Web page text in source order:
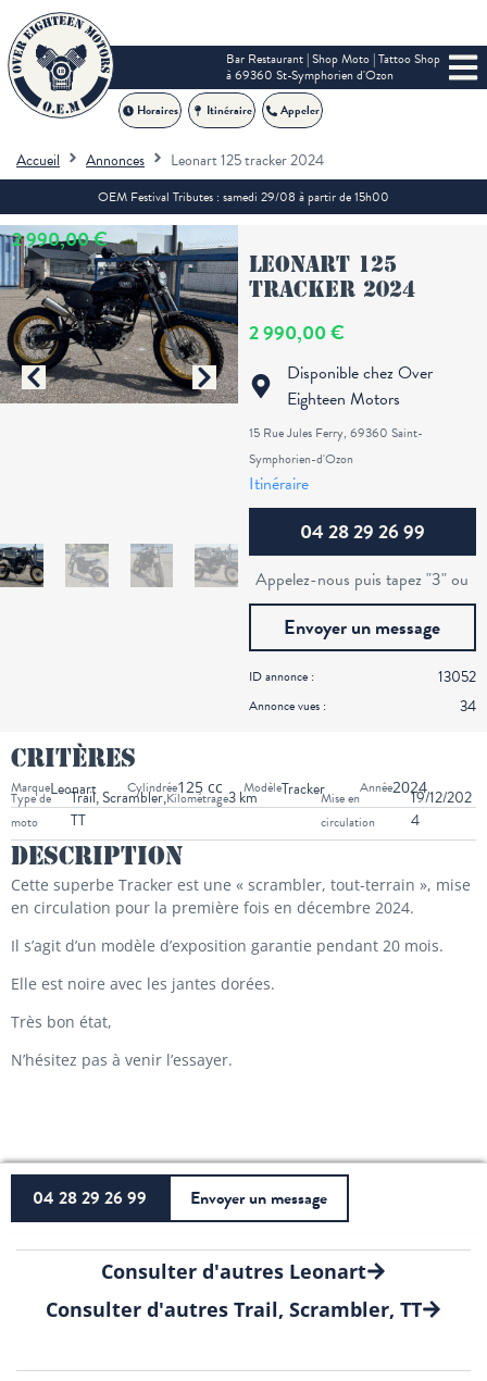
Bar Restaurant | Shop Moto | Tattoo Shop
à 69360 St-Symphorien d'Ozon
Horaires Itinéraire Appeler
Accueil Annonces Leonart 125 tracker 2024
OEM Festival Tributes : samedi 29/08 à partir de 15h00
Critères
MarqueLeonart Cylindrée125 cc ModèleTracker Année2024
Type de
moto
Trail, Scrambler,
TT
Kilométrage3 km
Mise en
circulation
19/12/202
4
Description
Cette superbe Tracker est une « scrambler, tout-terrain », mise
en circulation pour la première fois en décembre 2024.
Il s’agit d’un modèle d’exposition garantie pendant 20 mois.
Elle est noire avec les jantes dorées.
Très bon état,
N’hésitez pas à venir l’essayer.
2 990,00 €
Leonart 125
tracker 2024
2 990,00 €
Disponible chez Over
Eighteen Motors
15 Rue Jules Ferry, 69360 Saint-
Symphorien-d'Ozon
Itinéraire
04 28 29 26 99
Appelez-nous puis tapez "3" ou
Envoyer un message
ID annonce : 13052
Annonce vues : 34
04 28 29 26 99 Envoyer un message
Consulter d'autres Leonart
Consulter d'autres Trail, Scrambler, TT